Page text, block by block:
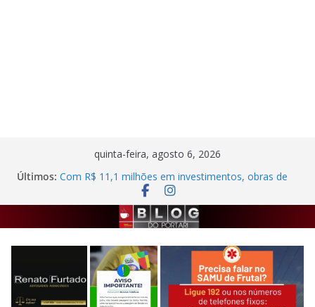
conteúdo
quinta-feira, agosto 6, 2026
Últimos:
Criminosos invadem casa desabitada e furtam
bicicleta, botijões e utensílios no Centro de Frutal
Com R$ 11,1 milhões em investimentos, obras de
melhoria na ETE de Frutal seguem em ritmo
estacionamento rotativo é preso em Frutal
Semana da Cultura Nordestina